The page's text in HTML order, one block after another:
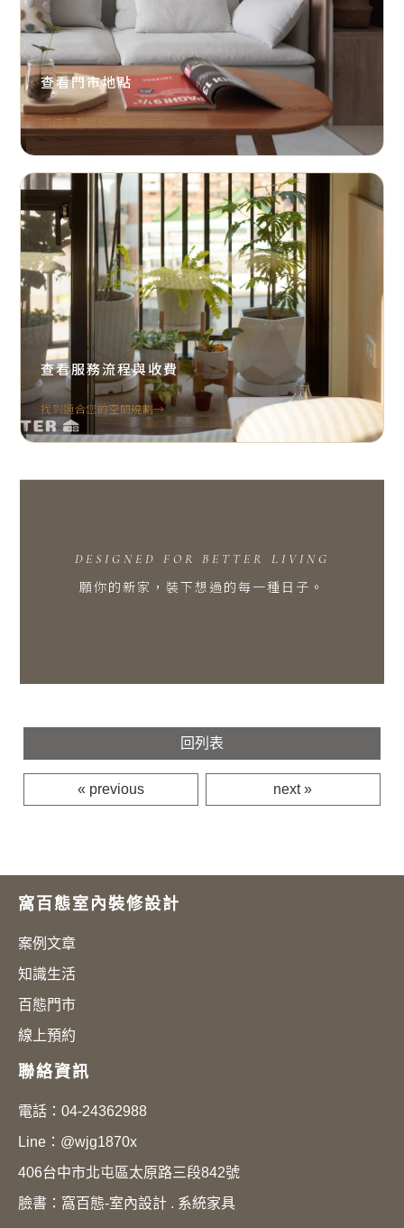
查看門市地點
前往查看地點與聯絡方式
查看服務流程與收費
找到適合您的空間規劃
DESIGNED FOR BETTER LIVING
願你的新家，裝下想過的每一種日子。
回列表
« previous next »
窩百態室內裝修設計
案例文章
知識生活
百態門市
線上預約
聯絡資訊
電話： 04-24362988
Line： @wjg1870x
406台中市北屯區太原路三段842號
臉書： 窩百態-室內設計 . 系統家具